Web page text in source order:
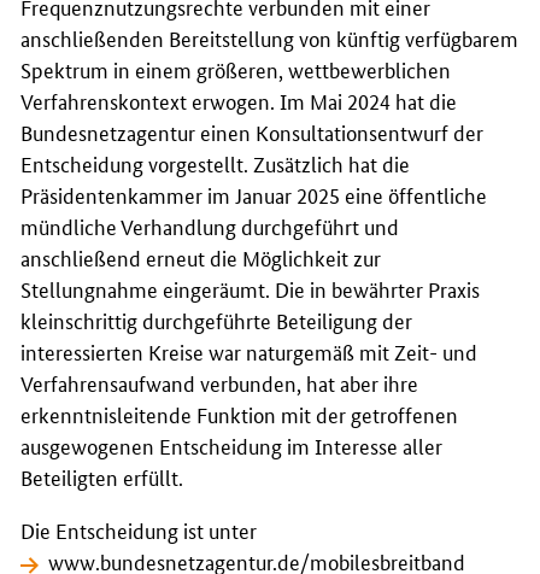
anschließenden Bereitstellung von künftig verfügbarem
Spektrum in einem größeren, wettbewerblichen
Verfahrenskontext erwogen. Im Mai 2024 hat die
Bundesnetzagentur einen Konsultationsentwurf der
Entscheidung vorgestellt. Zusätzlich hat die
Präsidentenkammer im Januar 2025 eine öffentliche
mündliche Verhandlung durchgeführt und
anschließend erneut die Möglichkeit zur
Stellungnahme eingeräumt. Die in bewährter Praxis
kleinschrittig durchgeführte Beteiligung der
interessierten Kreise war naturgemäß mit Zeit- und
Verfahrensaufwand verbunden, hat aber ihre
erkenntnisleitende Funktion mit der getroffenen
ausgewogenen Entscheidung im Interesse aller
Beteiligten erfüllt.
Die Entscheidung ist unter
www.bundesnetzagentur.de/mobilesbreitband